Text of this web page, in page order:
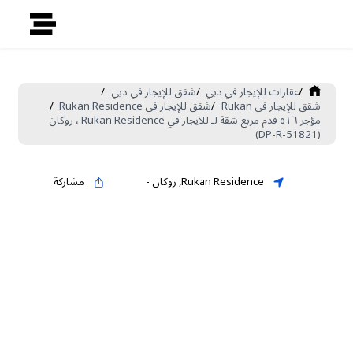
/عقارات للإيجار في دبي /شقق للإيجار في دبي /
شقق للإيجار في Rukan /شقق للإيجار في Rukan Residence /
مؤجر ٥١٦ قدم مربع شقة لـ للايجار في Rukan Residence ، روكان
(DP-R-51821)
Rukan Residence
,روكان- مشاركة